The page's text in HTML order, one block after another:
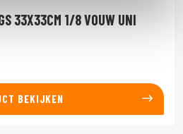
33X33CM 1/8 VOUW UNI
BEKIJKEN